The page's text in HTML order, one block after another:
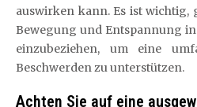
auswirken kann. Es ist wichtig,
Bewegung und Entspannung
einzubeziehen, um eine
Beschwerden zu unterstützen.
Achten Sie auf eine